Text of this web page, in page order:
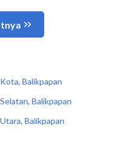
Balikpapan
Balikpapan
Balikpapan